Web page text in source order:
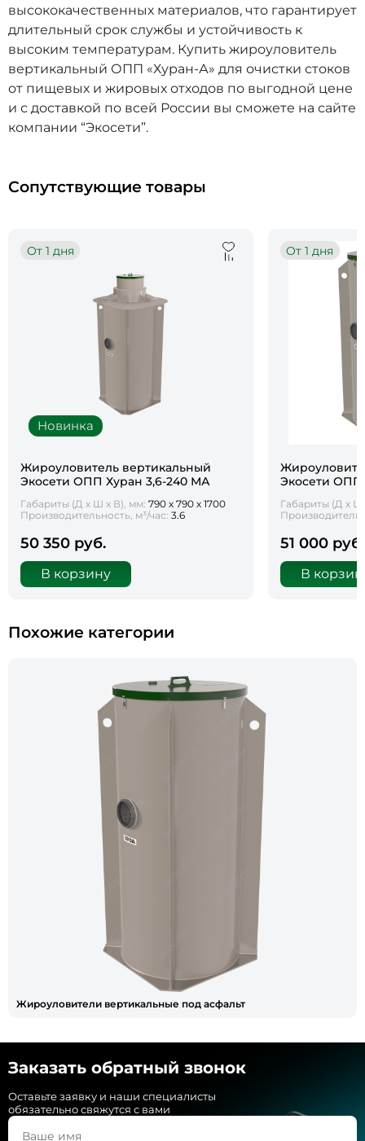
высококачественных материалов, что гарантирует
длительный срок службы и устойчивость к
высоким температурам. Купить жироуловитель
вертикальный ОПП «Хуран-А» для очистки стоков
от пищевых и жировых отходов по выгодной цене
и с доставкой по всей России вы сможете на сайте
компании “Экосети”.
Сопутствующие товары
Новинка
От 1 дня
Жироуловитель вертикальный
Экосети ОПП Хуран 3,6-240 МА
Габариты (Д х Ш х В), мм: 790 х 790 х 1700
Производительность, м³/час: 3.6
50 350 руб.
В корзину
От 1 дня
Экосети ОПП
Габариты (Д х Ш
51 000 руб.
В
Похожие категории
Жироуловители вертикальные под асфальт
Заказать обратный звонок
Оставьте заявку и наши специалисты
обязательно свяжутся с вами